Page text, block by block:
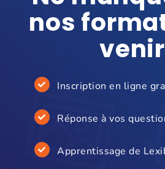
nos
Inscription en ligne
Réponse à vos
Apprentissage de